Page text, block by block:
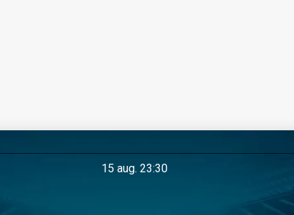
15 aug. 23:30